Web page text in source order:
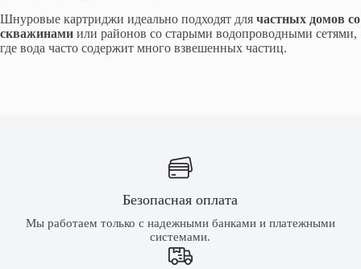
Шнуровые картриджи идеально подходят для частных домов со
скважинами или районов со старыми водопроводными сетями,
где вода часто содержит много взвешенных частиц.
Безопасная оплата
Мы работаем только с надежными банками и платежными
системами.